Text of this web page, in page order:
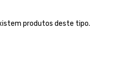
produtos deste tipo.